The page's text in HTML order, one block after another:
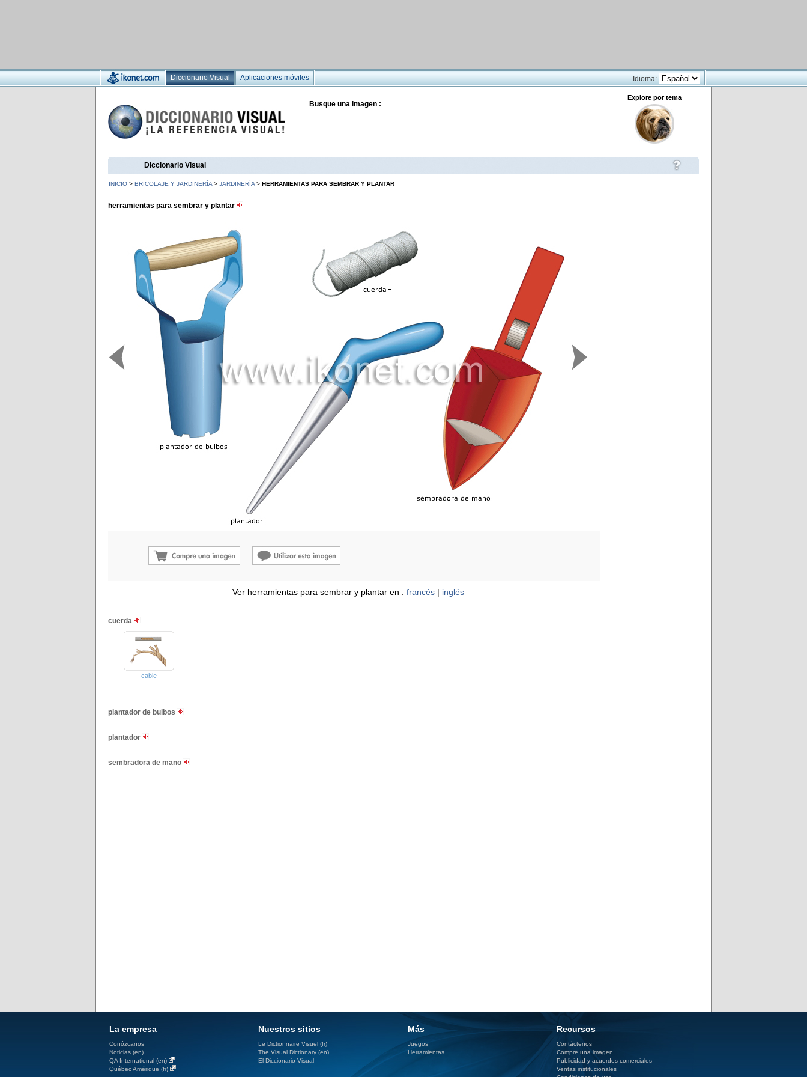
Diccionario Visual Aplicaciones móviles Idioma:
Busque una imagen :
Explore por tema
Diccionario Visual
INICIO > BRICOLAJE Y JARDINERÍA > JARDINERÍA > HERRAMIENTAS PARA SEMBRAR Y PLANTAR
herramientas para sembrar y plantar
Ver herramientas para sembrar y plantar en : francés | inglés
cuerda
cable
plantador de bulbos
plantador
sembradora de mano
La empresa
Conózcanos
Noticias (en)
QA International (en)
Québec Amérique (fr)
Nuestros sitios
Le Dictionnaire Visuel (fr)
The Visual Dictionary (en)
El Diccionario Visual
Más
Juegos
Herramientas
Recursos
Contáctenos
Compre una imagen
Publicidad y acuerdos comerciales
Ventas institucionales